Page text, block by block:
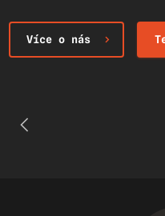
Více o nás